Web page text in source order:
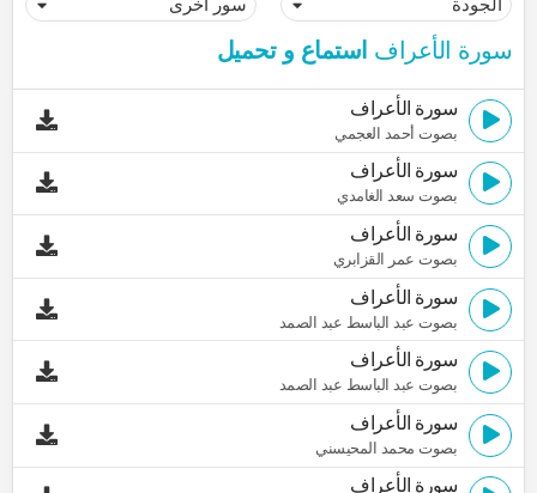
سورة الأعراف استماع و تحميل
سورة الأعراف
بصوت أحمد العجمي
سورة الأعراف
بصوت سعد الغامدي
سورة الأعراف
بصوت عمر القزابري
سورة الأعراف
بصوت عبد الباسط عبد الصمد
سورة الأعراف
بصوت عبد الباسط عبد الصمد
سورة الأعراف
بصوت محمد المحيسني
سورة الأعراف